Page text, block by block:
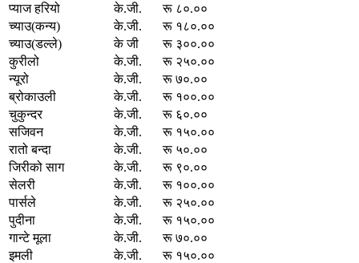
प्याज हरियो
के.जी.
रू ८०.००
च्याउ(कन्य)
के.जी.
रू १८०.००
च्याउ(डल्ले)
के जी
रू ३००.००
कुरीलो
के.जी.
रू २५०.००
न्यूरो
के.जी.
रू ७०.००
ब्रोकाउली
के.जी.
रू १००.००
चुकुन्दर
के.जी.
रू ६०.००
सजिवन
के.जी.
रू १५०.००
रातो बन्दा
के.जी.
रू ५०.००
जिरीको साग
के.जी.
रू ९०.००
सेलरी
के.जी.
रू १००.००
पार्सले
के.जी.
रू २५०.००
पुदीना
के.जी.
रू १५०.००
गान्टे मूला
के.जी.
रू ७०.००
इमली
के.जी.
रू १५०.००